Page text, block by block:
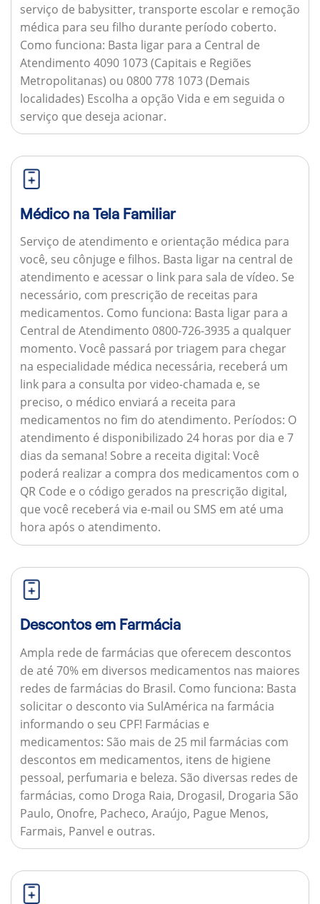
serviço de babysitter, transporte escolar e remoção
médica para seu filho durante período coberto.
Como funciona: Basta ligar para a Central de
Atendimento 4090 1073 (Capitais e Regiões
Metropolitanas) ou 0800 778 1073 (Demais
localidades) Escolha a opção Vida e em seguida o
serviço que deseja acionar.
Médico na Tela Familiar
Serviço de atendimento e orientação médica para
você, seu cônjuge e filhos. Basta ligar na central de
atendimento e acessar o link para sala de vídeo. Se
necessário, com prescrição de receitas para
medicamentos. Como funciona: Basta ligar para a
Central de Atendimento 0800-726-3935 a qualquer
momento. Você passará por triagem para chegar
na especialidade médica necessária, receberá um
link para a consulta por video-chamada e, se
preciso, o médico enviará a receita para
medicamentos no fim do atendimento. Períodos: O
atendimento é disponibilizado 24 horas por dia e 7
dias da semana! Sobre a receita digital: Você
poderá realizar a compra dos medicamentos com o
QR Code e o código gerados na prescrição digital,
que você receberá via e-mail ou SMS em até uma
hora após o atendimento.
Descontos em Farmácia
Ampla rede de farmácias que oferecem descontos
de até 70% em diversos medicamentos nas maiores
redes de farmácias do Brasil. Como funciona: Basta
solicitar o desconto via SulAmérica na farmácia
informando o seu CPF! Farmácias e
medicamentos: São mais de 25 mil farmácias com
descontos em medicamentos, itens de higiene
pessoal, perfumaria e beleza. São diversas redes de
farmácias, como Droga Raia, Drogasil, Drogaria São
Paulo, Onofre, Pacheco, Araújo, Pague Menos,
Farmais, Panvel e outras.